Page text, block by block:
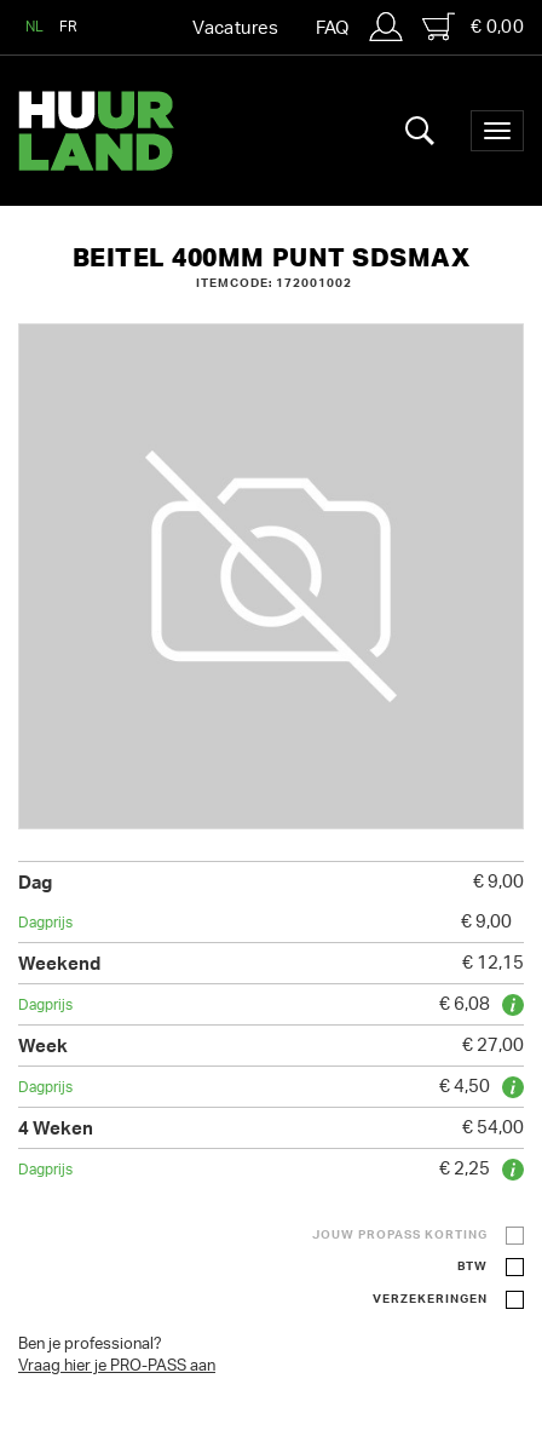
NL FR Vacatures FAQ € 0,00
BEITEL 400MM PUNT SDSMAX
ITEMCODE: 172001002
€ 9,00
€ 9,00
€ 12,15
€ 6,08
€ 27,00
€ 4,50
€ 54,00
€ 2,25
JOUW PROPASS KORTING
BTW
VERZEKERINGEN
Ben je professional?
Vraag hier je PRO-PASS aan